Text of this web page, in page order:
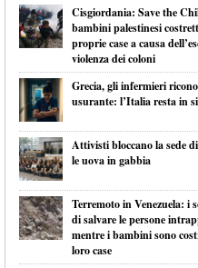
Cisgiordania: Save the
bambini palestinesi
proprie case a causa
violenza dei coloni
Grecia, gli infermieri
usurante: l’Italia resta in
Attivisti bloccano la sede
le uova in gabbia
Terremoto in Venezuela: i
di salvare le persone
mentre i bambini sono
loro case